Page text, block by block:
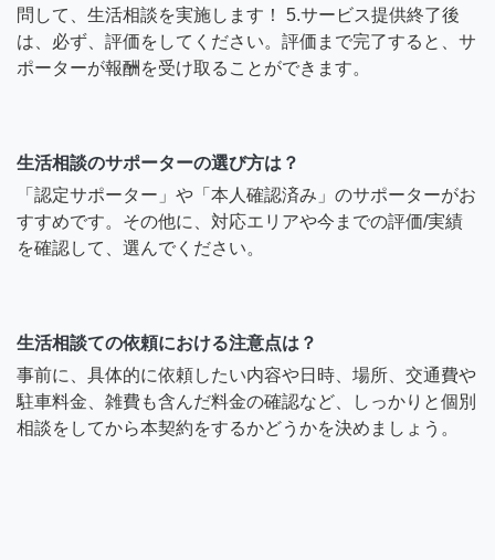
問して、生活相談を実施します！ 5.サービス提供終了後
は、必ず、評価をしてください。評価まで完了すると、サ
ポーターが報酬を受け取ることができます。
生活相談のサポーターの選び方は？
「認定サポーター」や「本人確認済み」のサポーターがお
すすめです。その他に、対応エリアや今までの評価/実績
を確認して、選んでください。
生活相談ての依頼における注意点は？
事前に、具体的に依頼したい内容や日時、場所、交通費や
駐車料金、雑費も含んだ料金の確認など、しっかりと個別
相談をしてから本契約をするかどうかを決めましょう。